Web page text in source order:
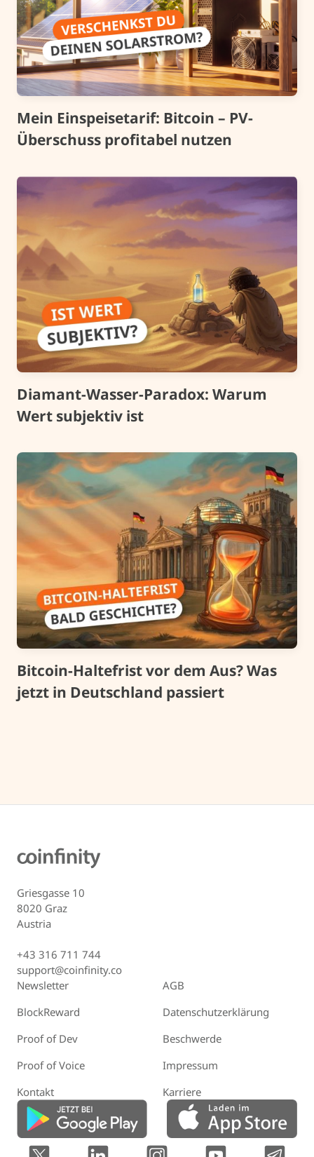
Mein Einspeisetarif: Bitcoin – PV-
Überschuss profitabel nutzen
Diamant-Wasser-Paradox: Warum
Wert subjektiv ist
Bitcoin-Haltefrist vor dem Aus? Was
jetzt in Deutschland passiert
Griesgasse 10
8020 Graz
Austria
+43 316 711 744
support@coinfinity.co
Newsletter
AGB
BlockReward
Datenschutzerklärung
Proof of Dev
Beschwerde
Proof of Voice
Impressum
Kontakt
Karriere